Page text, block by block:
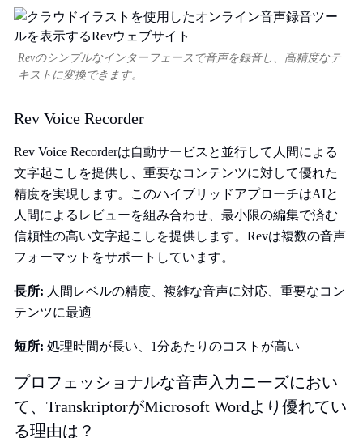
Revのシンプルなインターフェースで音声を録音し、高精度なテ
キストに変換できます。
Rev Voice Recorder
Rev Voice Recorderは自動サービスと並行して人間による
文字起こしを提供し、重要なコンテンツに対して優れた
精度を実現します。このハイブリッドアプローチはAIと
人間によるレビューを組み合わせ、最小限の編集で済む
信頼性の高い文字起こしを提供します。Revは複数の音声
フォーマットをサポートしています。
長所: 人間レベルの精度、複雑な音声に対応、重要なコン
テンツに最適
短所: 処理時間が長い、1分あたりのコストが高い
プロフェッショナルな音声入力ニーズにおい
て、TranskriptorがMicrosoft Wordより優れてい
る理由は？